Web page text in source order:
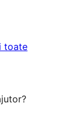
toaterecenziile